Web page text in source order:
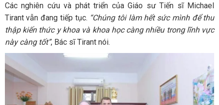
Các nghiên cứu và phát triển của Giáo sư Tiến sĩ Michael
Tirant vẫn đang tiếp tục. “Chúng tôi làm hết sức mình để thu
thập kiến thức y khoa và khoa học càng nhiều trong lĩnh vực
này càng tốt”, Bác sĩ Tirant nói.